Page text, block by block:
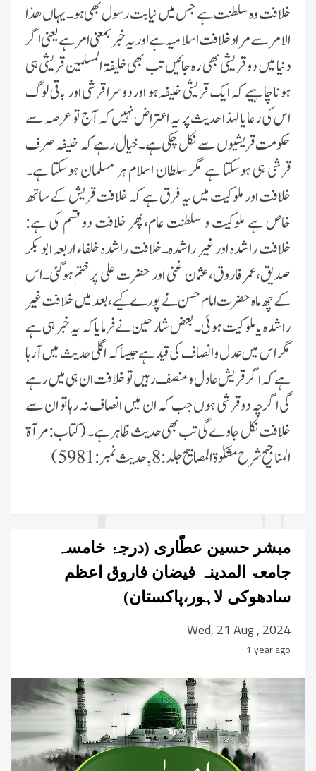
خلافت وہ سلطنت ہے جس میں نیابت رسول بھی ہو۔یہاں ھذا
الامر سے مراد خلافت اسلامیہ ہے اور یہ خبر بمعنی امر ہے یعنی اگر
دنیا میں دو قریشی بھی رہ جائیں تب بھی خلیفۃ المسلمین قریشی ہی
ہونا چاہیے کہ ایک قریشی خلیفہ ہو اور دوسرا قرشی اور باقی لوگ
اس کی رعایا لہذا حدیث پر یہ اعتراض نہیں کہ آج تو عرصہ سے
حکومت قریشیوں سے نکل چکی ہے۔خیال رہے کہ خلیفہ صرف
قرشی ہی ہوسکتا ہے مگر سلطان اسلام ہر مسلمان ہوسکتا ہے۔
خلافت اور ملوکیت میں یہ فرق ہے کہ خلافت قریش کے ساتھ
خاص ہے ملوکیت و سلطنت عام،پھر خلافت دو قسم کی ہے:
خلافت راشدہ اور غیر راشدہ۔خلافت راشدہ خلفاء اربعہ ابو بکر
صدیق،عمر فاروق،عثمان غنی اور حضرت علی پرختم ہوگئی۔اس
کے چھ ماہ حضرت امام حسن نے پورے کیے،بعد میں خلافت غیر
راشدہ یا ملوکیت ہوئی۔بعض شارحین نے فرمایا کہ یہ خبر ہی ہے
مگر اس میں عدل و انصاف کی قید ہے جیساکہ اگلی حدیث میں آرہا
ہے کہ اگر قریش عادل و منصف رہیں تو خلافت ان ہی میں رہے
گی اگرچہ دو قرشی ہوں جب کہ ان میں انصاف نہ رہا تو ان سے
خلافت نکل جاوے گی تب بھی حدیث ظاہر ہے۔ ( کتاب:مرآۃ
المناجیح شرح مشکوٰۃ المصابیح جلد:8 , حدیث نمبر:5981 )
مبشر حسین عطّاری (درجۂ خامسہ
جامعۃ المدینہ فیضان فاروق اعظم
سادھوکی لاہور،پاکستان)
Wed, 21 Aug , 2024
1 year ago